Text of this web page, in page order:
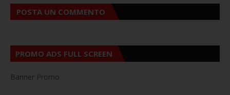
POSTA UN COMMENTO
PROMO ADS FULL SCREEN
Banner Promo